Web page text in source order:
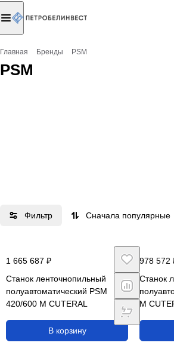
Главная Бренды PSM
PSM
Фильтр Сначала популярные
1 665 687 ₽
Станок ленточнопильный
полуавтоматический PSM
420/600 M CUTERAL
В корзину
978 572
Станок
M